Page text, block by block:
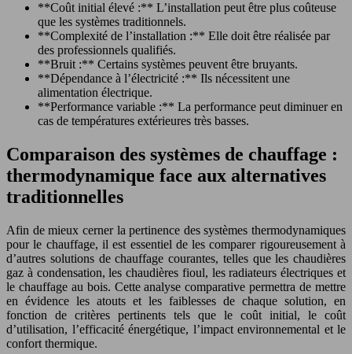
**Coût initial élevé :** L’installation peut être plus coûteuse
que les systèmes traditionnels.
**Complexité de l’installation :** Elle doit être réalisée par
des professionnels qualifiés.
**Bruit :** Certains systèmes peuvent être bruyants.
**Dépendance à l’électricité :** Ils nécessitent une
alimentation électrique.
**Performance variable :** La performance peut diminuer en
cas de températures extérieures très basses.
Comparaison des systèmes de chauffage :
thermodynamique face aux alternatives
traditionnelles
Afin de mieux cerner la pertinence des systèmes thermodynamiques
pour le chauffage, il est essentiel de les comparer rigoureusement à
d’autres solutions de chauffage courantes, telles que les chaudières
gaz à condensation, les chaudières fioul, les radiateurs électriques et
le chauffage au bois. Cette analyse comparative permettra de mettre
en évidence les atouts et les faiblesses de chaque solution, en
fonction de critères pertinents tels que le coût initial, le coût
d’utilisation, l’efficacité énergétique, l’impact environnemental et le
confort thermique.